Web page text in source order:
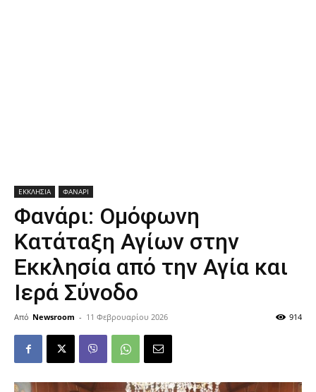
ΕΚΚΛΗΣΙΑ ΦΑΝΑΡΙ
Φανάρι: Ομόφωνη
Κατάταξη Αγίων στην
Εκκλησία από την Αγία και
Ιερά Σύνοδο
Από Newsroom - 11 Φεβρουαρίου 2026 914